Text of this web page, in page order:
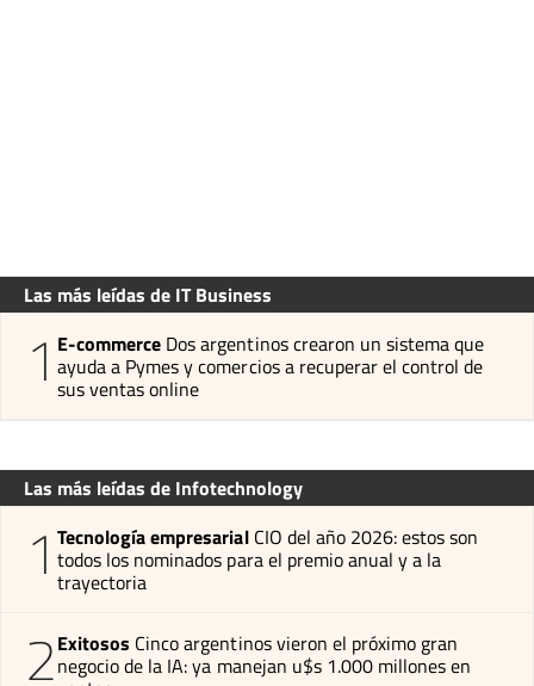
Las más leídas de IT Business
1 E-commerce Dos argentinos crearon un sistema que
ayuda a Pymes y comercios a recuperar el control de
sus ventas online
Las más leídas de Infotechnology
1 Tecnología empresarial CIO del año 2026: estos son
todos los nominados para el premio anual y a la
trayectoria
2Exitosos Cinco argentinos vieron el próximo gran
negocio de la IA: ya manejan u$s 1.000 millones en